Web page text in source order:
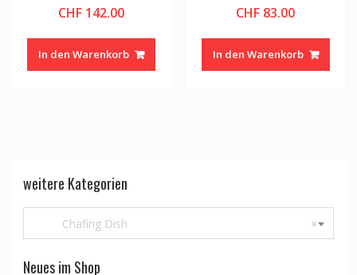
CHF 142.00
In den Warenkorb
CHF 83.00
In den Warenkorb
weitere Kategorien
×
Chafing Dish
Neues im Shop